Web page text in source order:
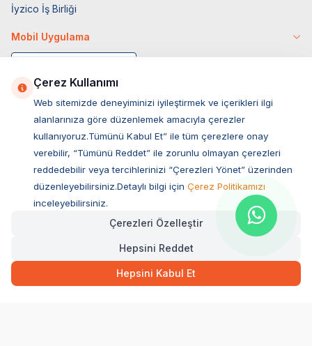
İyzico İş Birliği
Mobil Uygulama
Müşteri Hizmetleri
Sıkça Sorulan Sorular
Ovacık Mah. Hacıoğlu Sok. No:13 Başiskele / KOCAELİ
Müşteri Destek Hattı
Çerez Kullanımı
Web sitemizde deneyiminizi iyileştirmek ve içerikleri ilgi
alanlarınıza göre düzenlemek amacıyla çerezler
kullanıyoruz.Tümünü Kabul Et” ile tüm çerezlere onay
verebilir, “Tümünü Reddet” ile zorunlu olmayan çerezleri
reddedebilir veya tercihlerinizi “Çerezleri Yönet” üzerinden
düzenleyebilirsiniz.Detaylı bilgi için Çerez Politikamızı
inceleyebilirsiniz.
Çerezleri Özelleştir
Hepsini Reddet
Hepsini Kabul Et